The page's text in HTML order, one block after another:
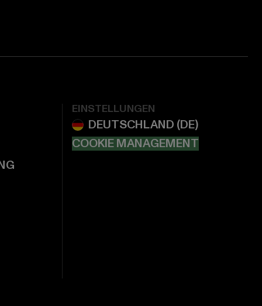
EINSTELLUNGEN
COOKIE MANAGEMENT